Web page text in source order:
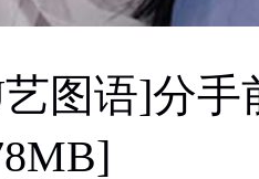
图语]分手